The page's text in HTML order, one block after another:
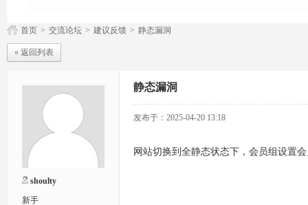
首页 > 交流论坛 > 建议反馈 > 静态漏洞
« 返回列表
shoulty
新手
静态漏洞
发布于：2025-04-20 13:18
网站切换到全静态状态下，会员组设置